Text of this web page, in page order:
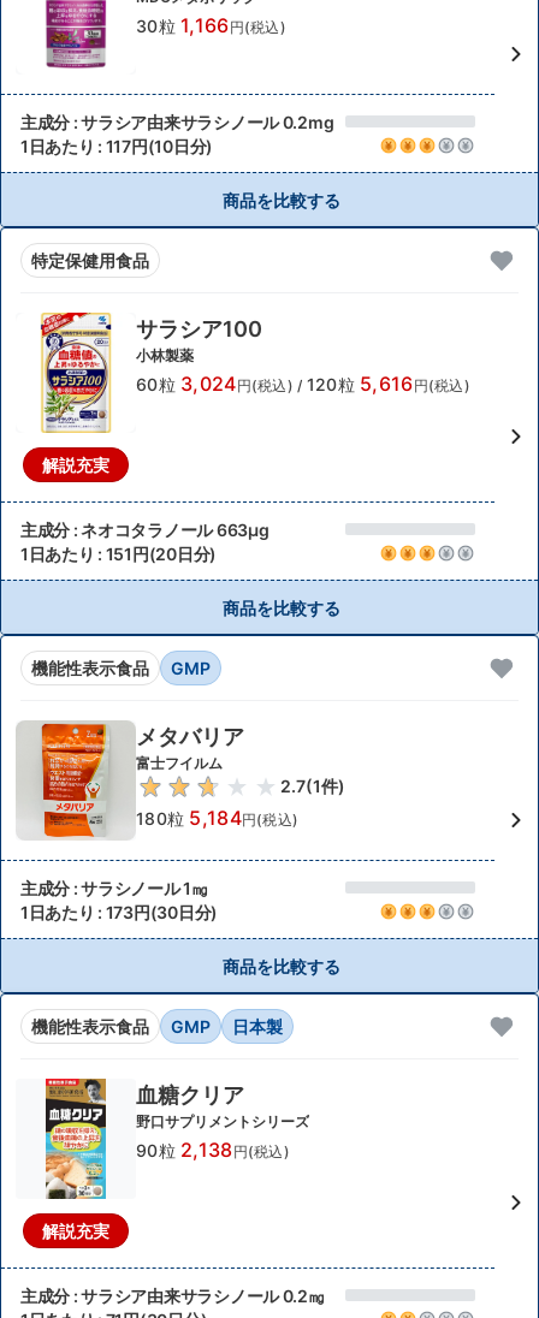
30粒 1,166円(税込)
主成分 : サラシア由来サラシノール 0.2mg
1日あたり : 117円(10日分)
商品を比較する
特定保健用食品
解説充実
サラシア100
小林製薬
60粒 3,024円(税込) / 120粒 5,616円(税込)
主成分 : ネオコタラノール 663μg
1日あたり : 151円(20日分)
商品を比較する
機能性表示食品 GMP
メタバリア
富士フイルム
2.7(1件)
180粒 5,184円(税込)
主成分 : サラシノール 1㎎
1日あたり : 173円(30日分)
商品を比較する
機能性表示食品 GMP 日本製
解説充実
血糖クリア
野口サプリメントシリーズ
90粒 2,138円(税込)
主成分 : サラシア由来サラシノール 0.2㎎